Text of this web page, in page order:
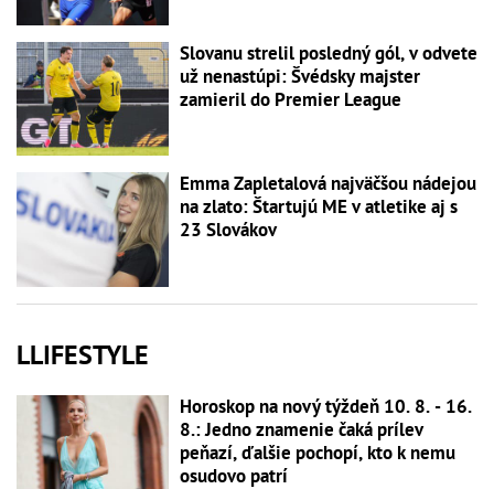
Slovanu strelil posledný gól, v odvete
už nenastúpi: Švédsky majster
zamieril do Premier League
Emma Zapletalová najväčšou nádejou
na zlato: Štartujú ME v atletike aj s
23 Slovákov
LLIFESTYLE
Horoskop na nový týždeň 10. 8. - 16.
8.: Jedno znamenie čaká prílev
peňazí, ďalšie pochopí, kto k nemu
osudovo patrí